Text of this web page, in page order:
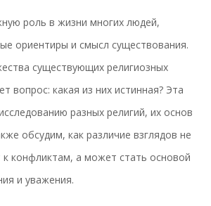
роль в жизни многих людей,
ориентиры и смысл существования.
существующих религиозных
вопрос: какая из них истинная? Эта
разных религий, их основ
обсудим, как различие взглядов не
к конфликтам, а может стать основой
и уважения.